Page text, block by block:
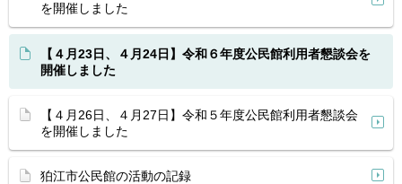
を開催しました
【４月23日、４月24日】令和６年度公民館利用者懇談会を
開催しました
【４月26日、４月27日】令和５年度公民館利用者懇談会
を開催しました
狛江市公民館の活動の記録